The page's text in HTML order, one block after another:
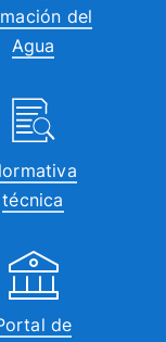
del
Agua
técnica
de